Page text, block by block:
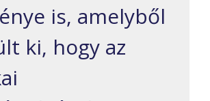
is, amelyből
ki, hogy az